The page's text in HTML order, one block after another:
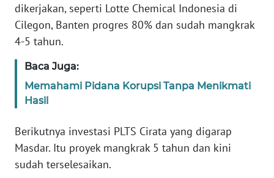
dikerjakan, seperti Lotte Chemical Indonesia di
Cilegon, Banten progres 80% dan sudah mangkrak
4-5 tahun.
Baca Juga:
Memahami Pidana Korupsi Tanpa Menikmati
Hasil
Berikutnya investasi PLTS Cirata yang digarap
Masdar. Itu proyek mangkrak 5 tahun dan kini
sudah terselesaikan.
WN
JAKARTA
JABAR
WN
WN
NTT